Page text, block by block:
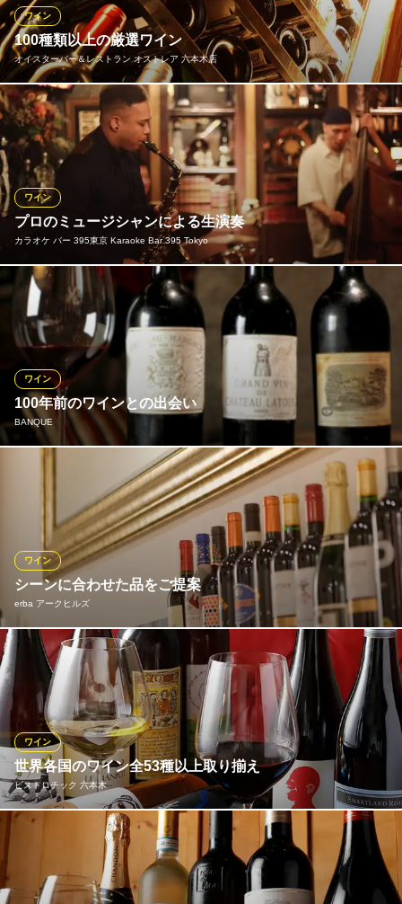
インの味もお愉しみください。
アジト 六本木
六本木イタリアン バル
地下鉄日比谷線六本木駅 徒歩3分
東京都港区六本木4-5-2 六本木Uビル2F
100種類以上の厳選ワイン
オイスターバー＆レストラン オストレア 六本木店
ワイン
100～120種類の厳選ワインがズラリ!! フランス、イタリア、アメ
リカの他にニュージーランド、オーストラリアも多数！ 厳選され
たワインは巨大ワインセラーで完備しているので品質も抜群！常
時厳選ワイン100～120種ご用意しておりますのできっとお気に入
りのワインが見つかるハズ♪
オイスターバー＆レストラン オストレア 六本木店
都営大江戸線六本木駅 徒歩1分
東京都港区六本木7-15-17 ユニ六本木ビル1F
プロのミュージシャンによる生演奏
カラオケ バー 395東京 Karaoke Bar 395 Tokyo
ワイン
ラグジュアリーな空間で、ジャズやボサノバ、ロックなど様々な
ジャンルのライブを楽しめるレストランバーです。プロのミュー
ジシャンによる生演奏に合わせて、各国から厳選した香り高いシ
ャンパンやワインを味わい、眠らない街・東京の一夜をごゆっく
りお過ごしください。
カラオケ バー 395東京 Karaoke Bar 395 Tokyo
イタリアン&カラオケ
都営大江戸線六本木駅 徒歩2分
東京都港区六本木3-9-5 ゼックスバームビルB1
100年前のワインとの出会い
BANQUE
ワイン
世界各地の良質なワインや、歴史の味を楽しめるオールドヴィン
テージの数々、生まれ年や記念日のワインのご用意も。セラーで
眠るワインを眺めながら憩う、特別なひととき。大事な人と楽し
むあなたのサロンとしてご活用ください。
BANQUE
隠れ家ワインダイニング
地下鉄千代田線乃木坂駅 徒歩5分
東京都港区六本木7-3-21 来山ビルB1
シーンに合わせた品をご提案
erba アークヒルズ
ワイン
気軽な雰囲気でワインを飲みたい、お料理とのペアリング、風味
をしっかりと楽しみたい…。せっかく味わうのなら、やはり美味
しいワインを飲みたいですよね。ご希望のスタイルに合わせて、
ソムリエが厳選したおすすめのワインをご提案いたします！お気
に入りの品を事前に仕入れてご提供することも◎お気軽にご相談
ください。
erba アークヒルズ
本気のイタリア料理店！
地下鉄南北線六本木一丁目駅 徒歩2分
東京都港区六本木1-4-5 アークヒルズサウスタワーB1
世界各国のワイン全53種以上取り揃え
ビストロチック 六本木
ワイン
本場・フランスやイタリア、スペイン産を中心に、世界各国から
全53種以上のワインをご用意。肉料理に合う赤、前菜や魚料理に
合う白、乾杯やパーティにおすすめのスパークリングなどシーン
に合わせてお楽しみいただけます。ご相談いただければ合うワイ